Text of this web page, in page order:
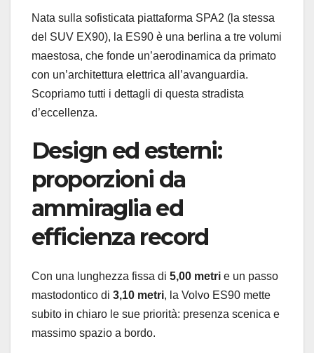
Nata sulla sofisticata piattaforma SPA2 (la stessa
del SUV EX90), la ES90 è una berlina a tre volumi
maestosa, che fonde un’aerodinamica da primato
con un’architettura elettrica all’avanguardia.
Scopriamo tutti i dettagli di questa stradista
d’eccellenza.
Design ed esterni:
proporzioni da
ammiraglia ed
efficienza record
Con una lunghezza fissa di 5,00 metri e un passo
mastodontico di 3,10 metri, la Volvo ES90 mette
subito in chiaro le sue priorità: presenza scenica e
massimo spazio a bordo.